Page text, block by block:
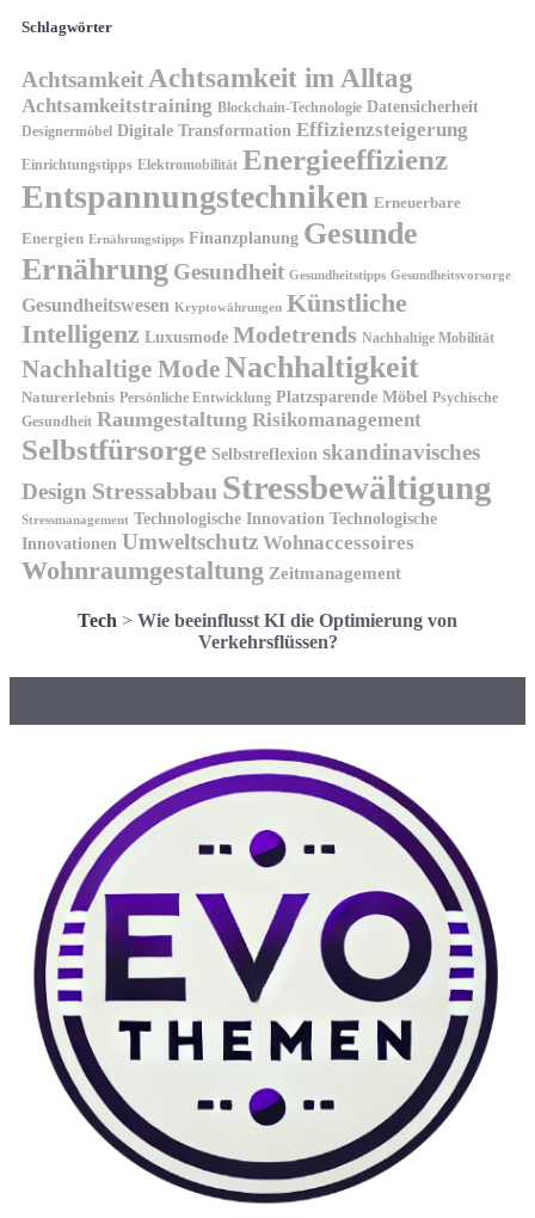
Schlagwörter
AchtsamkeitAchtsamkeit im Alltag
Achtsamkeitstraining Blockchain-Technologie Datensicherheit
Designermöbel Digitale Transformation Effizienzsteigerung
Einrichtungstipps Elektromobilität Energieeffizienz
Entspannungstechniken Erneuerbare
Energien Ernährungstipps Finanzplanung Gesunde
Ernährung Gesundheit Gesundheitstipps Gesundheitsvorsorge
Gesundheitswesen Kryptowährungen Künstliche
Intelligenz Luxusmode Modetrends Nachhaltige Mobilität
Nachhaltige ModeNachhaltigkeit
Naturerlebnis Persönliche Entwicklung Platzsparende Möbel Psychische
Gesundheit Raumgestaltung Risikomanagement
Selbstfürsorge Selbstreflexion skandinavisches
Design Stressabbau Stressbewältigung
Stressmanagement Technologische Innovation Technologische
Innovationen Umweltschutz Wohnaccessoires
Wohnraumgestaltung Zeitmanagement
Tech > Wie beeinflusst KI die Optimierung von
Verkehrsflüssen?